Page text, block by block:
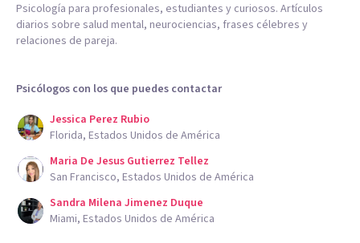
Psicología para profesionales, estudiantes y curiosos. Artículos
diarios sobre salud mental, neurociencias, frases célebres y
relaciones de pareja.
Psicólogos con los que puedes contactar
Jessica Perez Rubio
Florida, Estados Unidos de América
Maria De Jesus Gutierrez Tellez
San Francisco, Estados Unidos de América
Sandra Milena Jimenez Duque
Miami, Estados Unidos de América